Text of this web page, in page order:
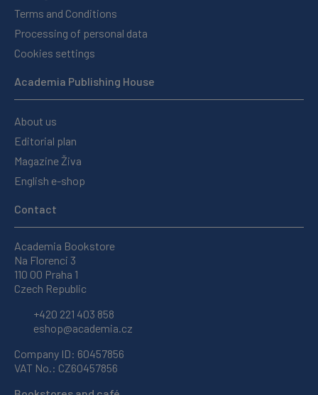
Terms and Conditions
Processing of personal data
Cookies settings
Academia Publishing House
About us
Editorial plan
Magazine Živa
English e-shop
Contact
Academia Bookstore
Na Florenci 3
110 00 Praha 1
Czech Republic
+420 221 403 858
eshop@academia.cz
Company ID: 60457856
VAT No.: CZ60457856